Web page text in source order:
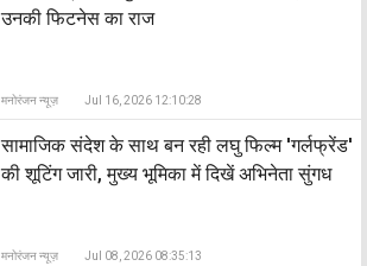
उनकी फिटनेस का राज
मनोरंजन न्यूज़ Jul 16, 2026 12:10:28
सामाजिक संदेश के साथ बन रही लघु फिल्म 'गर्लफ्रेंड'
की शूटिंग जारी, मुख्य भूमिका में दिखें अभिनेता सुंगध
मनोरंजन न्यूज़ Jul 08, 2026 08:35:13